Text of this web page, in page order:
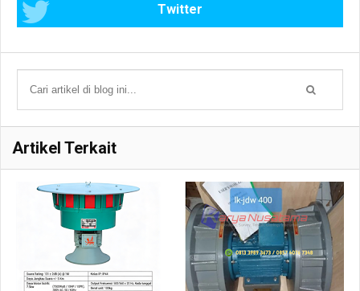
Twitter
Artikel Terkait